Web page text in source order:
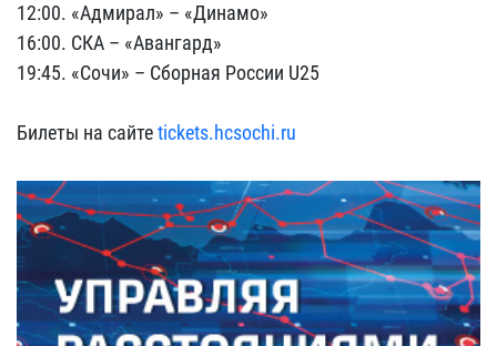
12:00. «Адмирал» – «Динамо»
16:00. СКА – «Авангард»
19:45. «Сочи» – Сборная России U25
Билеты на сайтеtickets.hcsochi.ru